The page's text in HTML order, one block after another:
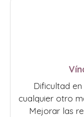
Dificultad
cualquier otro
Mejorar las